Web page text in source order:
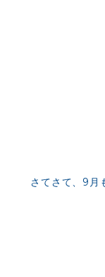
さてさて、9月